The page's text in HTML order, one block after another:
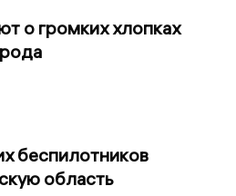
о громких хлопках
беспилотников
область